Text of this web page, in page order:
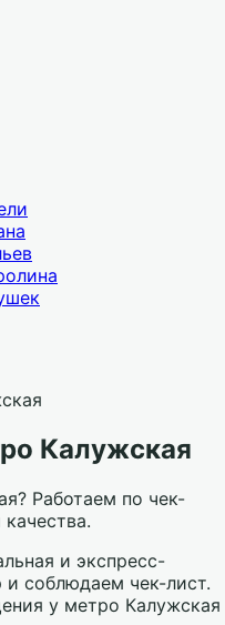
Калужская
Работаем по чек-
и экспресс-
соблюдаем чек-лист.
у метро Калужская